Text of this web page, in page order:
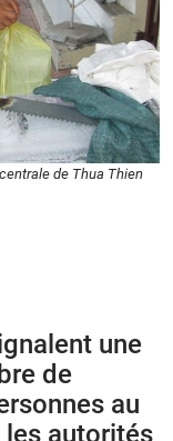
de Thua Thien
une
de
au